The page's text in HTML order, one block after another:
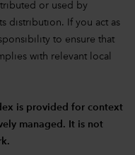
or used by
distribution. If you act as
to ensure that
with relevant local
is provided for context
managed. It is not